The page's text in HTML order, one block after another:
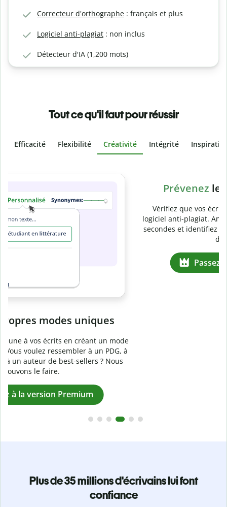
Correcteur d'orthographe : français et plus
Logiciel anti-plagiat : non inclus
Détecteur d'IA (1,200 mots)
Tout ce qu'il faut pour réussir
Efficacité Flexibilité Créativité Intégrité
Prévenezle plagiat involontaire
Vérifiez que vos écrits sont 100 % les vôtres grâce au
logiciel anti-plagiat. Analysez votre document en quelques
secondes et identifiez les citations manquantes dans plus
Passez à la version Premium
Plus de 35 millions d'écrivains lui font
confiance